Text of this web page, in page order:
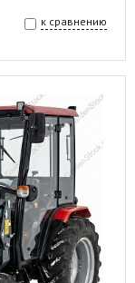
к сравнению